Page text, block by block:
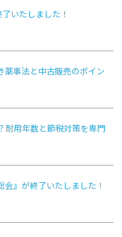
いたしました！
薬事法と中古販売のポイン
耐用年数と節税対策を専門
会』が終了いたしました！